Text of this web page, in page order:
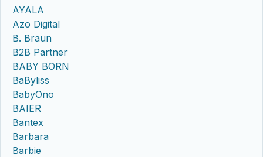
AYALA
Azo Digital
B. Braun
B2B Partner
BABY BORN
BaByliss
BabyOno
BAIER
Bantex
Barbara
Barbie